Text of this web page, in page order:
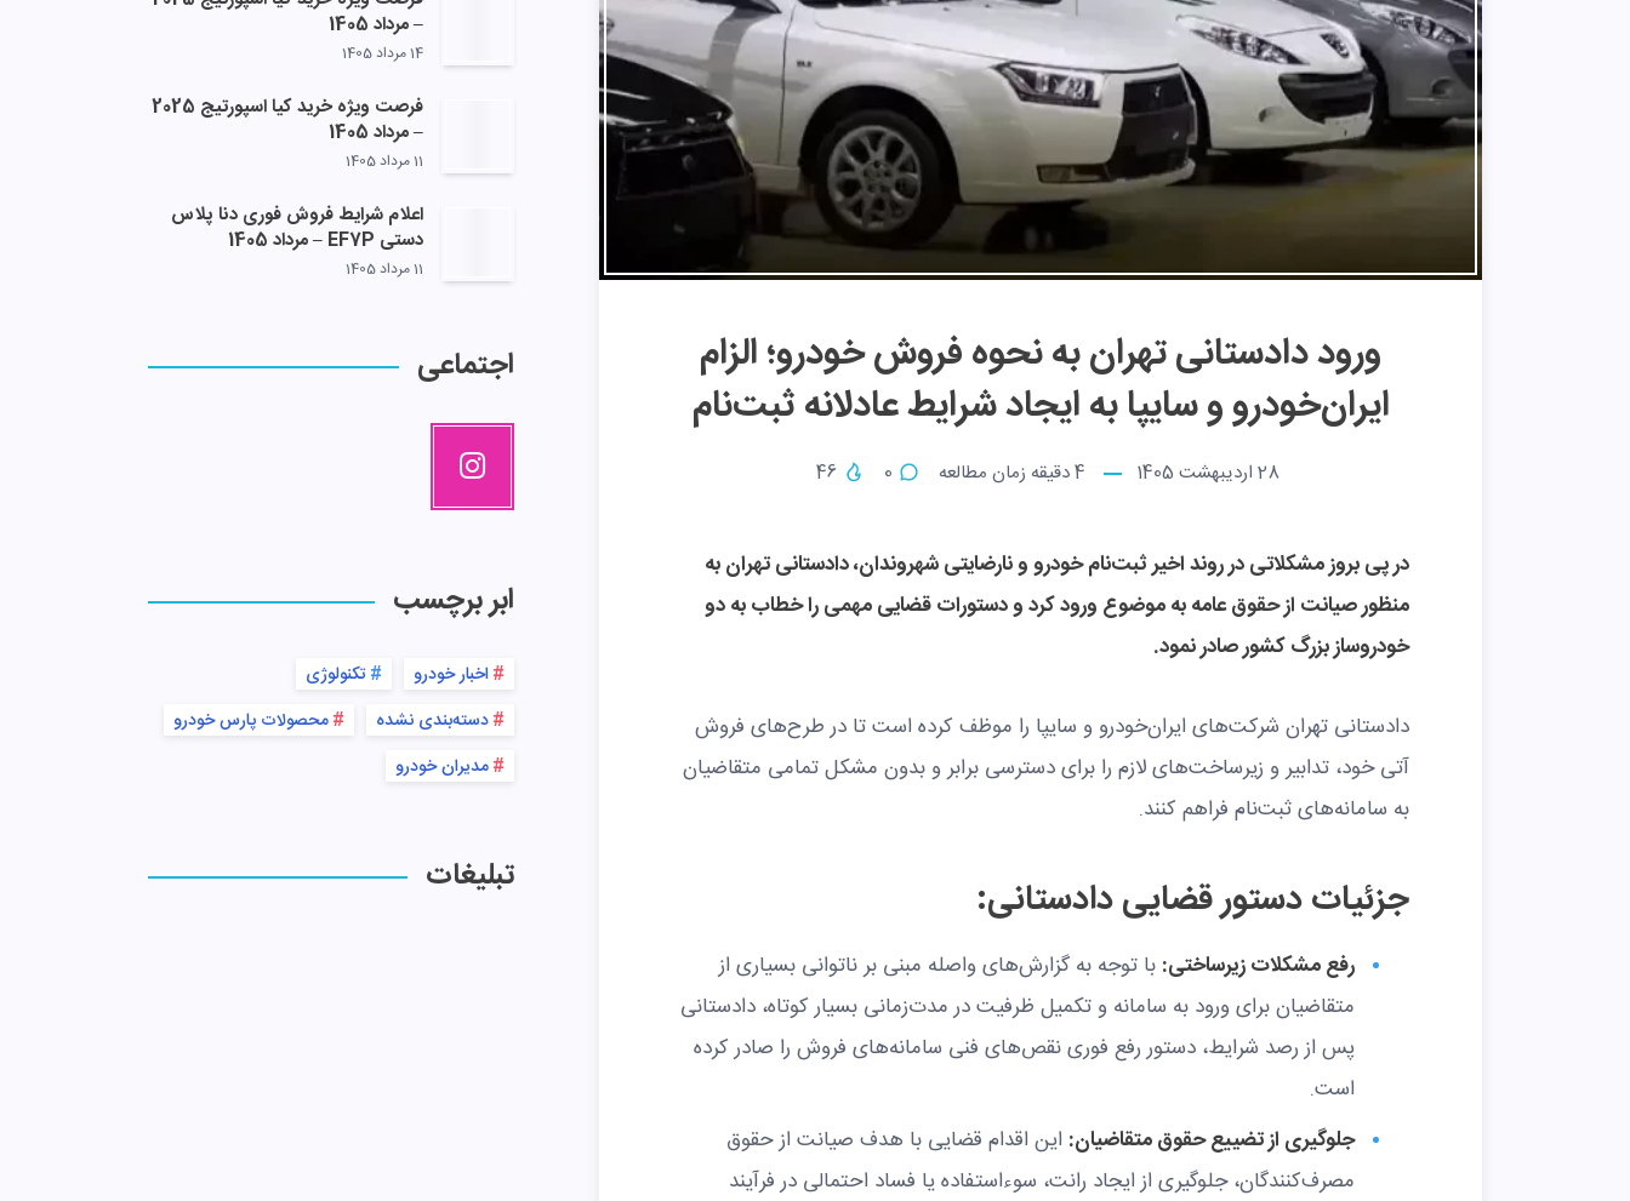
ورود دادستانی تهران به نحوه فروش خودرو؛ الزام
ایران‌خودرو و سایپا به ایجاد شرایط عادلانه ثبت‌نام
28 اردیبهشت 1405 4دقیقه زمان مطالعه 0
در پی بروز مشکلاتی در روند اخیر ثبت‌نام خودرو و نارضایتی شهروندان، دادستانی تهران به
منظور صیانت از حقوق عامه به موضوع ورود کرد و دستورات قضایی مهمی را خطاب به دو
خودروساز بزرگ کشور صادر نمود.
دادستانی تهران شرکت‌های ایران‌خودرو و سایپا را موظف کرده است تا در طرح‌های فروش
آتی خود، تدابیر و زیرساخت‌های لازم را برای دسترسی برابر و بدون مشکل تمامی متقاضیان
به سامانه‌های ثبت‌نام فراهم کنند.
جزئیات دستور قضایی دادستانی:
رفع مشکلات زیرساختی: با توجه به گزارش‌های واصله مبنی بر ناتوانی بسیاری از
متقاضیان برای ورود به سامانه و تکمیل ظرفیت در مدت‌زمانی بسیار کوتاه، دادستانی
پس از رصد شرایط، دستور رفع فوری نقص‌های فنی سامانه‌های فروش را صادر کرده
است.
جلوگیری از تضییع حقوق متقاضیان: این اقدام قضایی با هدف صیانت از حقوق
مصرف‌کنندگان، جلوگیری از ایجاد رانت، سوءاستفاده یا فساد احتمالی در فرآیند
– مرداد 1405
14 مرداد 1405
فرصت ویژه خرید کیا اسپورتیج 2025
– مرداد 1405
11 مرداد 1405
اعلام شرایط فروش فوری دنا پلاس
دستی EF7P – مرداد 1405
11 مرداد 1405
اجتماعی
ابر برچسب
اخبار خودرو
تکنولوژی
دسته‌بندی نشده
محصولات پارس خودرو
مدیران خودرو
تبلیغات